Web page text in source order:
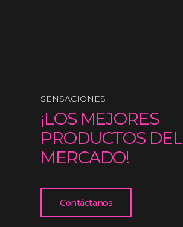
SENSACIONES
¡LOS MEJORES
PRODUCTOS DEL
MERCADO!
Contáctanos